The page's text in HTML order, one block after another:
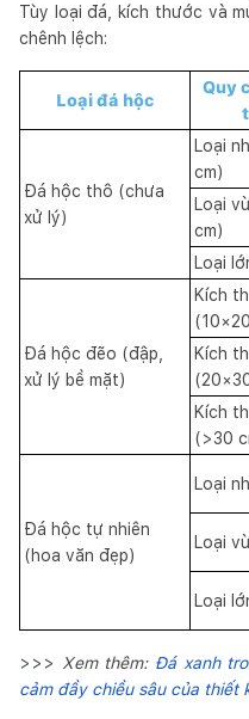
Tùy loại đá, kích thước và
chênh lệch:
Loại đá hộc
Quy
Đá hộc thô (chưa
xử lý)
Loại
cm)
Loại
cm)
Loại
Đá hộc đẽo (đập,
xử lý bề mặt)
Kích
Kích
Kích
(>30
Đá hộc tự nhiên
(hoa văn đẹp)
Loại
Loại
Loại
>>> Xem thêm: Đá xanh
cảm đầy chiều sâu của thiết